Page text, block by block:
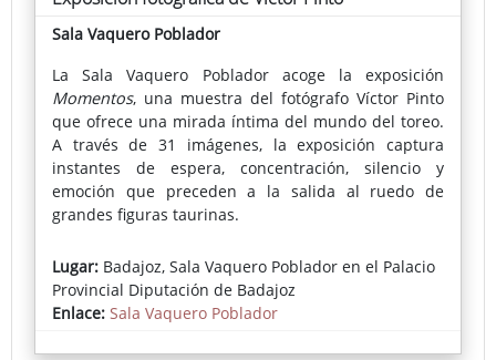
Sala Vaquero Poblador
La Sala Vaquero Poblador acoge la exposición
Momentos, una muestra del fotógrafo Víctor Pinto
que ofrece una mirada íntima del mundo del toreo.
A través de 31 imágenes, la exposición captura
instantes de espera, concentración, silencio y
emoción que preceden a la salida al ruedo de
grandes figuras taurinas.
Lejos de las imágenes habituales de la lidia, la obra
se centra en los momentos más personales de los
toreros, revelando la dimensión humana de un rito
profundamente arraigado en la cultura de la
provincia.
Lugar: Badajoz, Sala Vaquero Poblador en el Palacio
Provincial Diputación de Badajoz
Enlace: Sala Vaquero Poblador